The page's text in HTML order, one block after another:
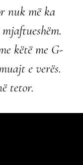
nuk më ka
këtë me G-
e verës.
tetor.